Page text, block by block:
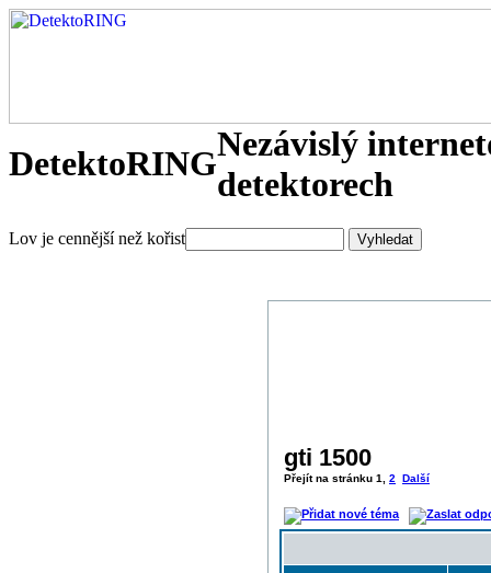
DetektoRINGNezávislý
detektorech
Lov je cennější než kořist
gti 1500
Přejít na stránku 1 2 Další